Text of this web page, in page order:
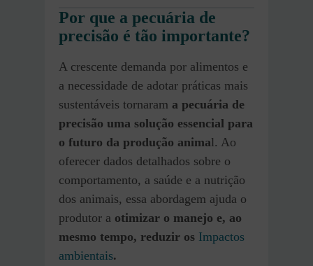
Por que a pecuária de
precisão é tão importante?
A crescente demanda por alimentos e
a necessidade de adotar práticas mais
sustentáveis tornaram a pecuária de
precisão uma solução essencial para
o futuro da produção animal. Ao
oferecer dados detalhados sobre o
comportamento, a saúde e a nutrição
dos animais, essa abordagem ajuda o
produtor a otimizar o manejo e, ao
mesmo tempo, reduzir os Impactos
ambientais.